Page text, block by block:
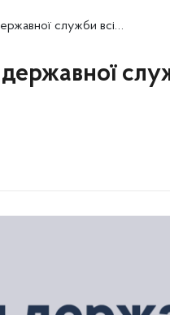
працівників соціальної сфери